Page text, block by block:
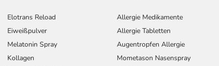
Elotrans Reload
Eiweißpulver
Melatonin Spray
Kollagen
Allergie Medikamente
Allergie Tabletten
Augentropfen Allergie
Mometason Nasenspray